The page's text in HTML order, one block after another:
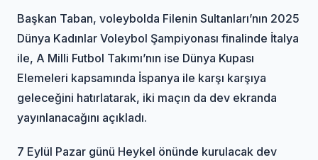
Başkan Taban, voleybolda Filenin Sultanları’nın 2025
Dünya Kadınlar Voleybol Şampiyonası finalinde İtalya
ile, A Milli Futbol Takımı’nın ise Dünya Kupası
Elemeleri kapsamında İspanya ile karşı karşıya
geleceğini hatırlatarak, iki maçın da dev ekranda
yayınlanacağını açıkladı.
7 Eylül Pazar günü Heykel önünde kurulacak dev